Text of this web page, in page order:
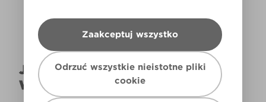
Zaakceptuj wszystko
Odrzuć wszystkie nieistotne pliki
cookie
JAK NAPRAWDĘ KOLOR BĘDZIE
WYGLĄDAŁ W TWOIM DOMU?